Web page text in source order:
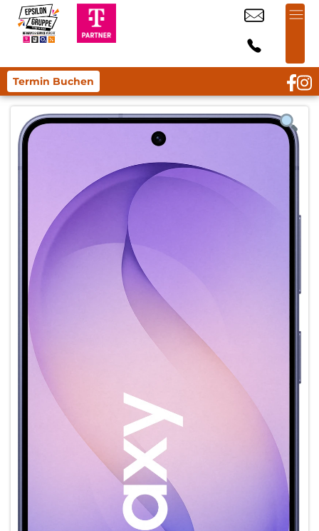
Termin Buchen